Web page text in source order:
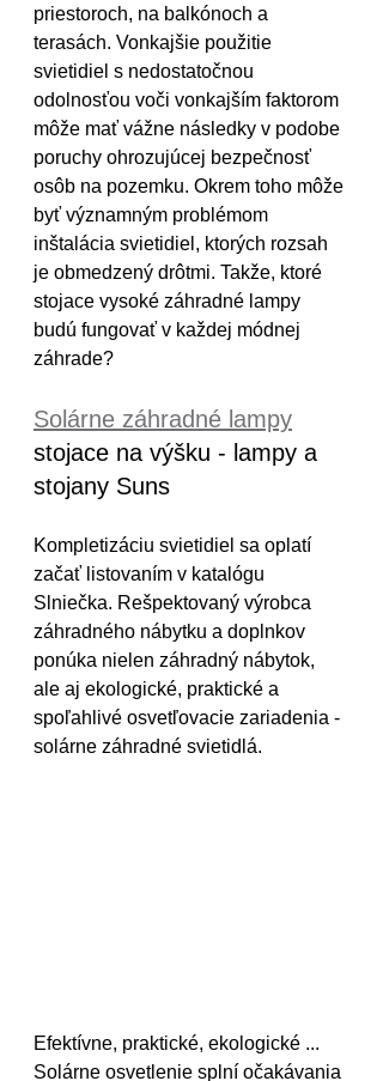
priestoroch, na balkónoch a
terasách. Vonkajšie použitie
svietidiel s nedostatočnou
odolnosťou voči vonkajším faktorom
môže mať vážne následky v podobe
poruchy ohrozujúcej bezpečnosť
osôb na pozemku. Okrem toho môže
byť významným problémom
inštalácia svietidiel, ktorých rozsah
je obmedzený drôtmi. Takže, ktoré
stojace vysoké záhradné lampy
budú fungovať v každej módnej
záhrade?
Solárne záhradné lampy
stojace na výšku - lampy a
stojany Suns
Kompletizáciu svietidiel sa oplatí
začať listovaním v katalógu
Slniečka. Rešpektovaný výrobca
záhradného nábytku a doplnkov
ponúka nielen záhradný nábytok,
ale aj ekologické, praktické a
spoľahlivé osvetľovacie zariadenia -
solárne záhradné svietidlá.
Efektívne, praktické, ekologické ...
Solárne osvetlenie splní očakávania